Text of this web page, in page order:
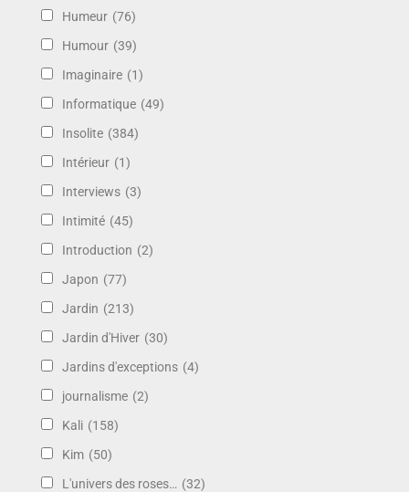
Humeur (76)
Humour (39)
Imaginaire (1)
Informatique (49)
Insolite (384)
Intérieur (1)
Interviews (3)
Intimité (45)
Introduction (2)
Japon (77)
Jardin (213)
Jardin d'Hiver (30)
Jardins d'exceptions (4)
journalisme (2)
Kali (158)
Kim (50)
L'univers des roses… (32)